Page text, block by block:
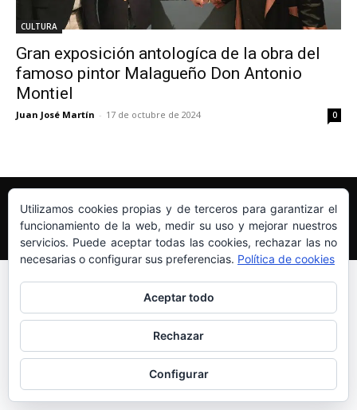
CULTURA
Gran exposición antologíca de la obra del
famoso pintor Malagueño Don Antonio
Montiel
Juan José Martín - 17 de octubre de 2024 0
Más información sobre las cookies
© Newspaper WordPress Theme by TagDiv
Utilizamos cookies propias y de terceros para garantizar el
funcionamiento de la web, medir su uso y mejorar nuestros
servicios. Puede aceptar todas las cookies, rechazar las no
necesarias o configurar sus preferencias. Política de cookies
Aceptar todo
Rechazar
Configurar